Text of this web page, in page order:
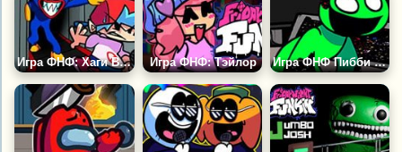
Игра ФНФ: Хаги Ваги в Вентиляции 2 (Поппи Плейтайм) Игра ФНФ: Тэйлор Игра ФНФ Пибби Бан Бан